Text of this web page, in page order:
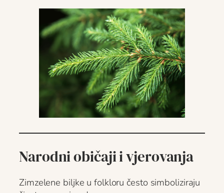
Narodni običaji i vjerovanja
Zimzelene biljke u folkloru često simboliziraju